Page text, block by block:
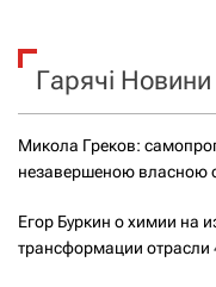
к
Гарячі Новини
Микола Греков:
незавершеною власною
Егор Буркин о химии на
трансформации отрасли